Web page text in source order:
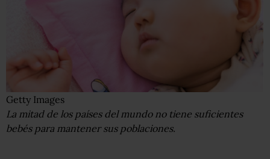
Getty Images
La mitad de los países del mundo no tiene suficientes
bebés para mantener sus poblaciones.